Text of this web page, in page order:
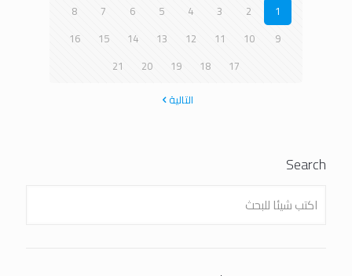
1
2
3
4
5
6
7
8
9
10
11
12
13
14
15
16
17
18
19
20
21
التالية
Search